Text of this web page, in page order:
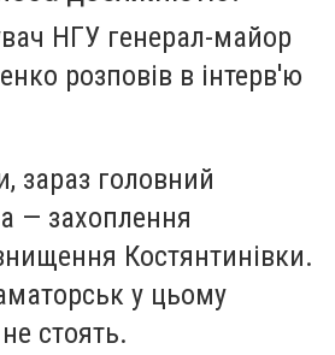
НГУ генерал-майор
розповів в інтерв'ю
зараз головний
— захоплення
Костянтинівки.
у цьому
стоять.